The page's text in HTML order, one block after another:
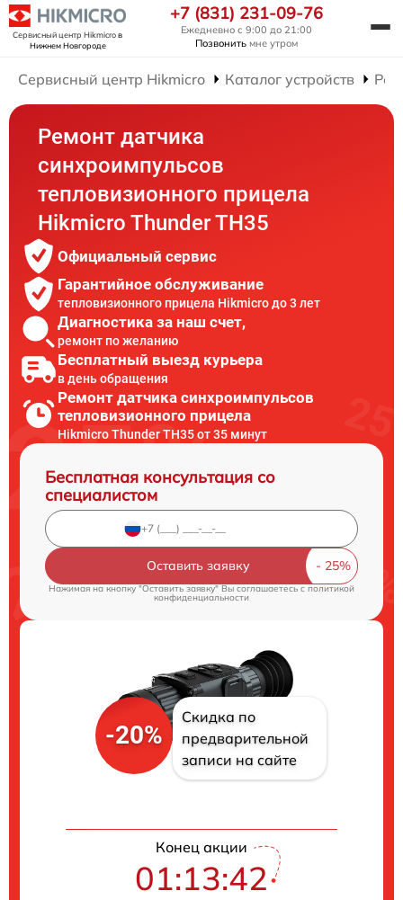
Сервисный центр Hikmicroв
Нижнем Новгороде
+7 (831) 231-09-76
Ежедневно с 9:00 до 21:00
Позвонить мне утром
Сервисный центр Hikmicro Каталог устройств
Ремонт датчика
синхроимпульсов
тепловизионного прицела
Hikmicro Thunder TH35
Официальный сервис
Гарантийное обслуживание
тепловизионного прицела Hikmicro до 3 лет
Диагностика за наш счет,
ремонт по желанию
Бесплатный выезд курьера
в день обращения
Ремонт датчика синхроимпульсов
тепловизионного прицела
Hikmicro Thunder TH35 от 35 минут
Бесплатная консультация со
специалистом
Оставить заявку
Нажимая на кнопку "Оставить заявку" Вы соглашаетесь cполитикой
конфиденциальности
-20%
Скидка по
предварительной
записи на сайте
Конец акции
01:13:41